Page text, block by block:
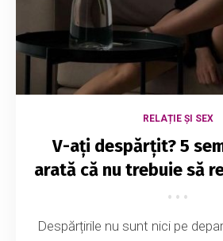
RELAȚIE ȘI SEX
V-ați despărțit? 5
arată că nu trebuie să
Despărțirile nu sunt nici pe